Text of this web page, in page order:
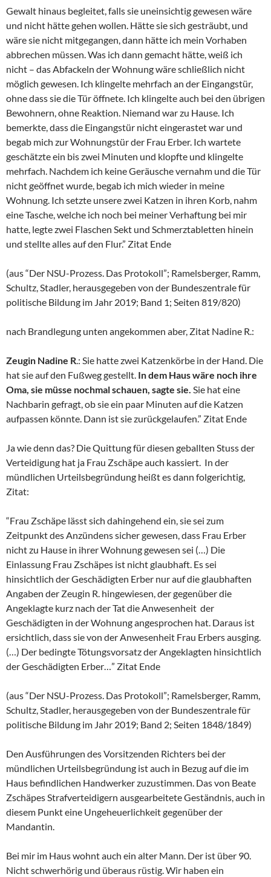
Gewalt hinaus begleitet, falls sie uneinsichtig gewesen wäre
und nicht hätte gehen wollen. Hätte sie sich gesträubt, und
wäre sie nicht mitgegangen, dann hätte ich mein Vorhaben
abbrechen müssen. Was ich dann gemacht hätte, weiß ich
nicht – das Abfackeln der Wohnung wäre schließlich nicht
möglich gewesen. Ich klingelte mehrfach an der Eingangstür,
ohne dass sie die Tür öffnete. Ich klingelte auch bei den übrigen
Bewohnern, ohne Reaktion. Niemand war zu Hause. Ich
bemerkte, dass die Eingangstür nicht eingerastet war und
begab mich zur Wohnungstür der Frau Erber. Ich wartete
geschätzte ein bis zwei Minuten und klopfte und klingelte
mehrfach. Nachdem ich keine Geräusche vernahm und die Tür
nicht geöffnet wurde, begab ich mich wieder in meine
Wohnung. Ich setzte unsere zwei Katzen in ihren Korb, nahm
eine Tasche, welche ich noch bei meiner Verhaftung bei mir
hatte, legte zwei Flaschen Sekt und Schmerztabletten hinein
und stellte alles auf den Flur.” Zitat Ende
(aus “Der NSU-Prozess. Das Protokoll”; Ramelsberger, Ramm,
Schultz, Stadler, herausgegeben von der Bundeszentrale für
politische Bildung im Jahr 2019; Band 1; Seiten 819/820)
nach Brandlegung unten angekommen aber, Zitat Nadine R.:
Zeugin Nadine R.: Sie hatte zwei Katzenkörbe in der Hand. Die
hat sie auf den Fußweg gestellt. In dem Haus wäre noch ihre
Oma, sie müsse nochmal schauen, sagte sie. Sie hat eine
Nachbarin gefragt, ob sie ein paar Minuten auf die Katzen
aufpassen könnte. Dann ist sie zurückgelaufen.” Zitat Ende
Ja wie denn das? Die Quittung für diesen geballten Stuss der
Verteidigung hat ja Frau Zschäpe auch kassiert. In der
mündlichen Urteilsbegründung heißt es dann folgerichtig,
Zitat:
“Frau Zschäpe lässt sich dahingehend ein, sie sei zum
Zeitpunkt des Anzündens sicher gewesen, dass Frau Erber
nicht zu Hause in ihrer Wohnung gewesen sei (…) Die
Einlassung Frau Zschäpes ist nicht glaubhaft. Es sei
hinsichtlich der Geschädigten Erber nur auf die glaubhaften
Angaben der Zeugin R. hingewiesen, der gegenüber die
Angeklagte kurz nach der Tat die Anwesenheit der
Geschädigten in der Wohnung angesprochen hat. Daraus ist
ersichtlich, dass sie von der Anwesenheit Frau Erbers ausging.
(…) Der bedingte Tötungsvorsatz der Angeklagten hinsichtlich
der Geschädigten Erber…” Zitat Ende
(aus “Der NSU-Prozess. Das Protokoll”; Ramelsberger, Ramm,
Schultz, Stadler, herausgegeben von der Bundeszentrale für
politische Bildung im Jahr 2019; Band 2; Seiten 1848/1849)
Den Ausführungen des Vorsitzenden Richters bei der
mündlichen Urteilsbegründung ist auch in Bezug auf die im
Haus befindlichen Handwerker zuzustimmen. Das von Beate
Zschäpes Strafverteidigern ausgearbeitete Geständnis, auch in
diesem Punkt eine Ungeheuerlichkeit gegenüber der
Mandantin.
Bei mir im Haus wohnt auch ein alter Mann. Der ist über 90.
Nicht schwerhörig und überaus rüstig. Wir haben ein